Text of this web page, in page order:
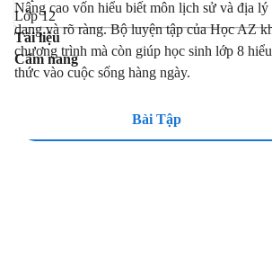
Lớp 12
Tài liệu
Cẩm nang
Nâng cao vốn hiểu biết môn lịch sử và địa
dạng và rõ ràng. Bộ luyện tập của Học AZ
chương trình mà còn giúp học sinh lớp 8
thức vào cuộc sống hàng ngày.
Bài Tập